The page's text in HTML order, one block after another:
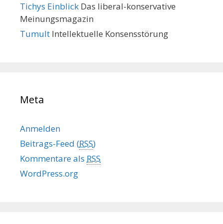
Tichys Einblick Das liberal-konservative
Meinungsmagazin
Tumult Intellektuelle Konsensstörung
Meta
Anmelden
Beitrags-Feed (RSS)
Kommentare als RSS
WordPress.org